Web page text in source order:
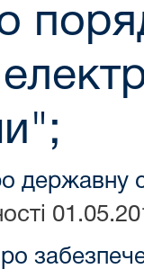
;
державну